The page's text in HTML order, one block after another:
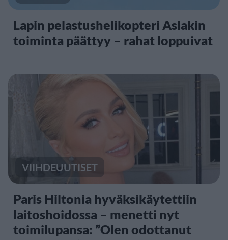
Lapin pelastushelikopteri Aslakin
toiminta päättyy – rahat loppuivat
VIIHDEUUTISET
Paris Hiltonia hyväksikäytettiin
laitoshoidossa – menetti nyt
toimilupansa: ”Olen odottanut